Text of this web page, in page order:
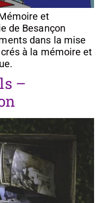
et
de Besançon
dans la mise
à la mémoire et
–